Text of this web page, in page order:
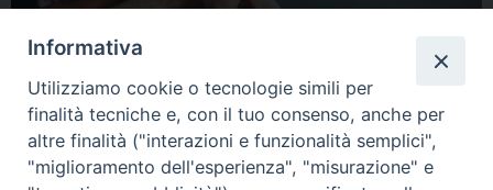
Informativa
Utilizziamo cookie o tecnologie simili per
finalità tecniche e, con il tuo consenso, anche per
altre finalità ("interazioni e funzionalità semplici",
"miglioramento dell'esperienza", "misurazione" e